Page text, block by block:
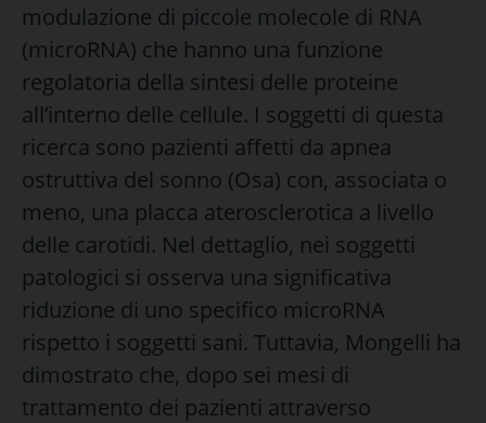
modulazione di piccole molecole di RNA
(microRNA) che hanno una funzione
regolatoria della sintesi delle proteine
all’interno delle cellule. I soggetti di questa
ricerca sono pazienti affetti da apnea
ostruttiva del sonno (Osa) con, associata o
meno, una placca aterosclerotica a livello
delle carotidi. Nel dettaglio, nei soggetti
patologici si osserva una significativa
riduzione di uno specifico microRNA
rispetto i soggetti sani. Tuttavia, Mongelli ha
dimostrato che, dopo sei mesi di
trattamento dei pazienti attraverso